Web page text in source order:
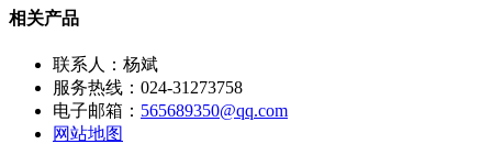
相关产品
联系人：杨斌
服务热线：024-31273758
电子邮箱： 565689350@qq.com
网站地图